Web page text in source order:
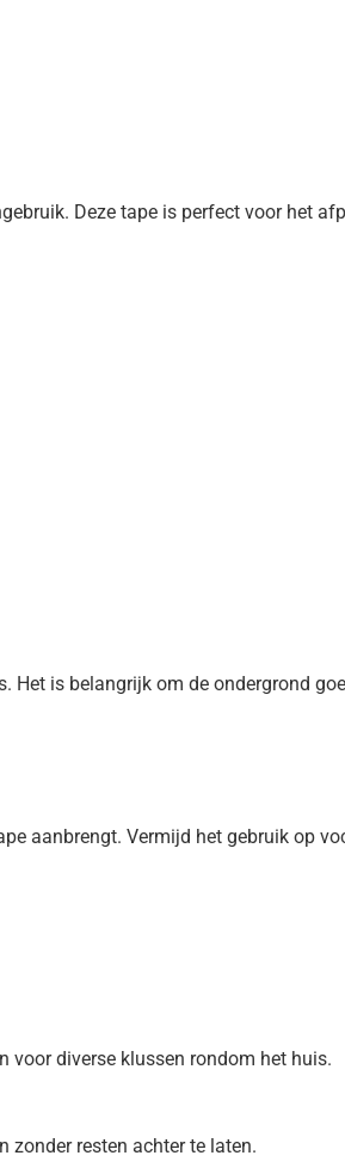
Deze tape is perfect voor het
is belangrijk om de ondergrond
aanbrengt. Vermijd het gebruik op
voor diverse klussen rondom het huis.
zonder resten achter te laten.